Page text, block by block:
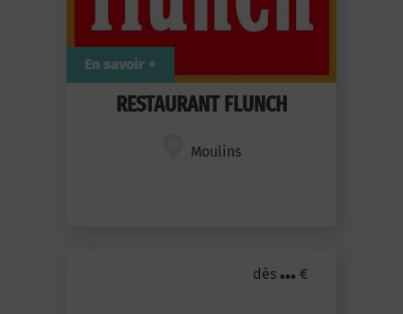
RESTAURANT FLUNCH
Moulins
En savoir +
dès ... €